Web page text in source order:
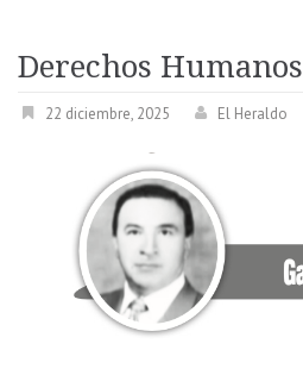
Derechos Humanos
22 diciembre, 2025 El Heraldo